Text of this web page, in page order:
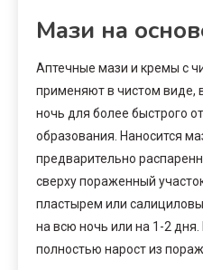
Мази на
Аптечные мази и кремы с
применяют в чистом виде,
ночь для более быстрого
образования. Наносится
предварительно
сверху пораженный
пластырем или
на всю ночь или на 1-2
полностью нарост из